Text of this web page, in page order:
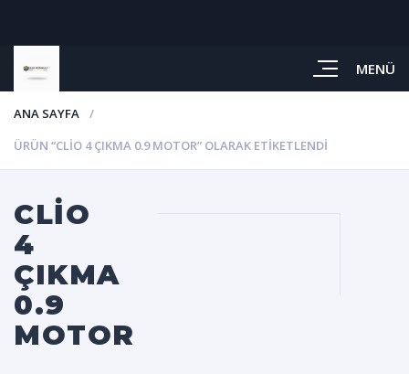
MENÜ
ANA SAYFA
ÜRÜN “CLIO 4 ÇIKMA 0.9 MOTOR” OLARAK ETIKETLENDI
CLIO
4
ÇIKMA
0.9
MOTOR